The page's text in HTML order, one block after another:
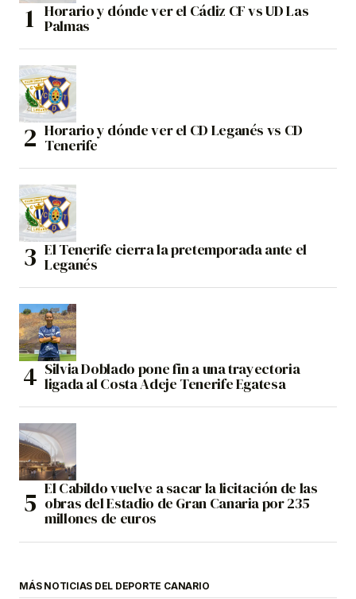
Horario y dónde ver el Cádiz CF vs UD Las
Palmas
Horario y dónde ver el CD Leganés vs CD
Tenerife
El Tenerife cierra la pretemporada ante el
Leganés
Silvia Doblado pone fin a una trayectoria
ligada al Costa Adeje Tenerife Egatesa
El Cabildo vuelve a sacar la licitación de las
obras del Estadio de Gran Canaria por 235
millones de euros
MÁS NOTICIAS DEL DEPORTE CANARIO